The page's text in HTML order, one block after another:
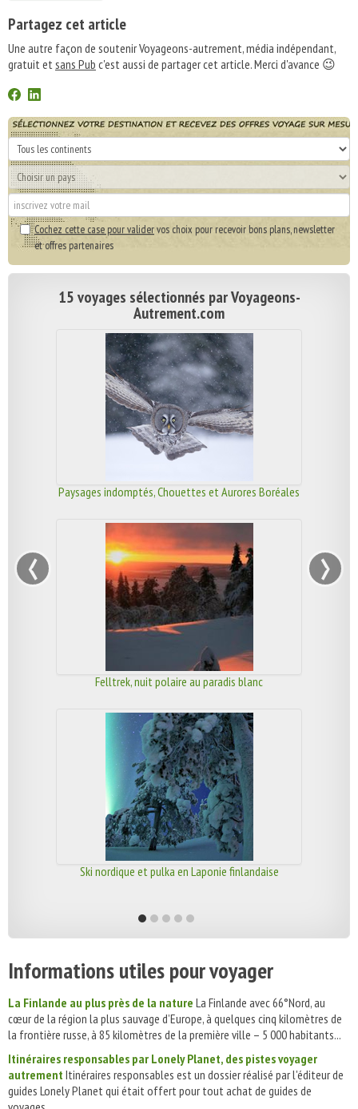
Partagez cet article
Une autre façon de soutenir Voyageons-autrement, média indépendant,
gratuit etsans Pub c'est aussi de partager cet article. Merci d'avance 😉
Cochez cette case pour validervos choix pour recevoir bons plans, newsletter
et offres partenaires
15 voyages sélectionnés par Voyageons-
Autrement.com
Paysages indomptés, Chouettes et Aurores Boréales
Felltrek, nuit polaire au paradis blanc
Ski nordique et pulka en Laponie finlandaise
‹ ›
Informations utiles pour voyager
La Finlande au plus près de la nature La Finlande avec 66°Nord, au
cœur de la région la plus sauvage d’Europe, à quelques cinq kilomètres de
la frontière russe, à 85 kilomètres de la première ville – 5 000 habitants...
Itinéraires responsables par Lonely Planet, des pistes voyager
autrement Itinéraires responsables est un dossier réalisé par l'éditeur de
guides Lonely Planet qui était offert pour tout achat de guides de